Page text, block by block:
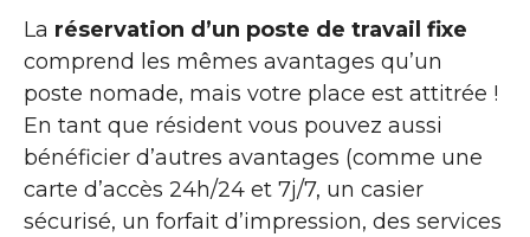
La réservation d’un poste de travail fixe
comprend les mêmes avantages qu’un
poste nomade, mais votre place est attitrée !
En tant que résident vous pouvez aussi
bénéficier d’autres avantages (comme une
carte d’accès 24h/24 et 7j/7, un casier
sécurisé, un forfait d’impression, des services